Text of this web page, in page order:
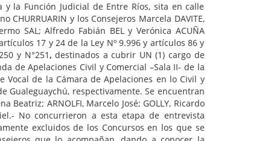
la Función Judicial de Entre Ríos, sita en calle
CHURRUARIN y los Consejeros Marcela DAVITE,
SAL; Alfredo Fabián BEL y Verónica ACUÑA
17 y 24 de la Ley Nº 9.996 y artículos 86 y
y N°251,destinados a cubrir UN (1) cargo de
de Apelaciones Civil y Comercial –Sala II- de la
Vocal de la Cámara de Apelaciones en lo Civil y
Gualeguaychú, respectivamente. Se encuentran
ARNOLFI, Marcelo José; GOLLY, Ricardo
No concurrieron a esta etapa de entrevista
excluidos de los Concursos en los que se